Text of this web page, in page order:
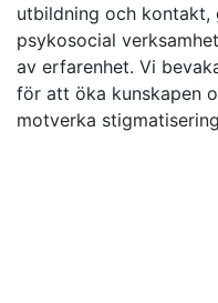
utbildning och kontakt,
psykosocial
av erfarenhet. Vi
för att öka kunskapen
motverka